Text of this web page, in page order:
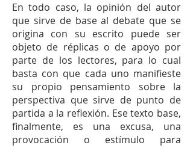
En todo caso, la opinión del autor
que sirve de base al debate que se
origina con su escrito puede ser
objeto de réplicas o de apoyo por
parte de los lectores, para lo cual
basta con que cada uno manifieste
su propio pensamiento sobre la
perspectiva que sirve de punto de
partida a la reflexión. Ese texto base,
finalmente, es una excusa, una
provocación o estímulo para